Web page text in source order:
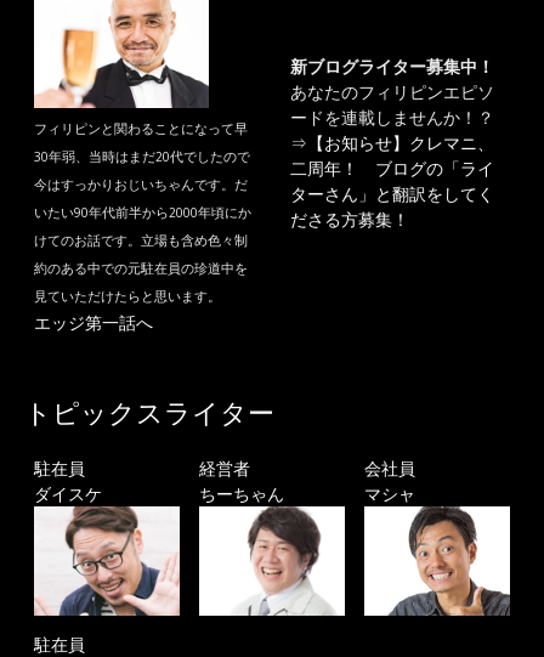
フィリピンと関わることになって早
30年弱、当時はまだ20代でしたので
今はすっかりおじいちゃんです。だ
いたい90年代前半から2000年頃にか
けてのお話です。立場も含め色々制
約のある中での元駐在員の珍道中を
見ていただけたらと思います。
エッジ第一話へ
新ブログライター募集中！
あなたのフィリピンエピソ
ードを連載しませんか！？
⇒ 【お知らせ】クレマニ、
二周年！ ブログの「ライ
ターさん」と翻訳をしてく
ださる方募集！
トピックスライター
駐在員
ダイスケ
経営者
ちーちゃん
会社員
マシャ
駐在員